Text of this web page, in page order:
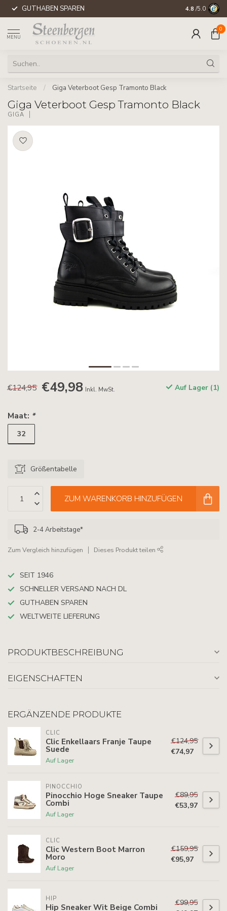
GUTHABEN SPAREN WELTWEITE
4.8 /5.0
MENU
0
Startseite / Giga Veterboot Gesp Tramonto Black
Giga Veterboot Gesp Tramonto Black
GIGA
€124,95 €49,98 Inkl. MwSt. Auf Lager (1)
Maat: *
32
Größentabelle
ZUM WARENKORB HINZUFÜGEN
2-4 Arbeitstage*
Zum Vergleich hinzufügen Dieses Produkt teilen
SEIT 1946
SCHNELLER VERSAND NACH DL
GUTHABEN SPAREN
WELTWEITE LIEFERUNG
PRODUKTBESCHREIBUNG
EIGENSCHAFTEN
ERGÄNZENDE PRODUKTE
CLIC
Clic Enkellaars Franje Taupe
Suede
Auf Lager
€124,95
€74,97
PINOCCHIO
Pinocchio Hoge Sneaker Taupe
Combi
Auf Lager
€89,95
€53,97
CLIC
Clic Western Boot Marron
Moro
Auf Lager
€159,95
€95,97
HIP
Hip Sneaker Wit Beige Combi
€99,95